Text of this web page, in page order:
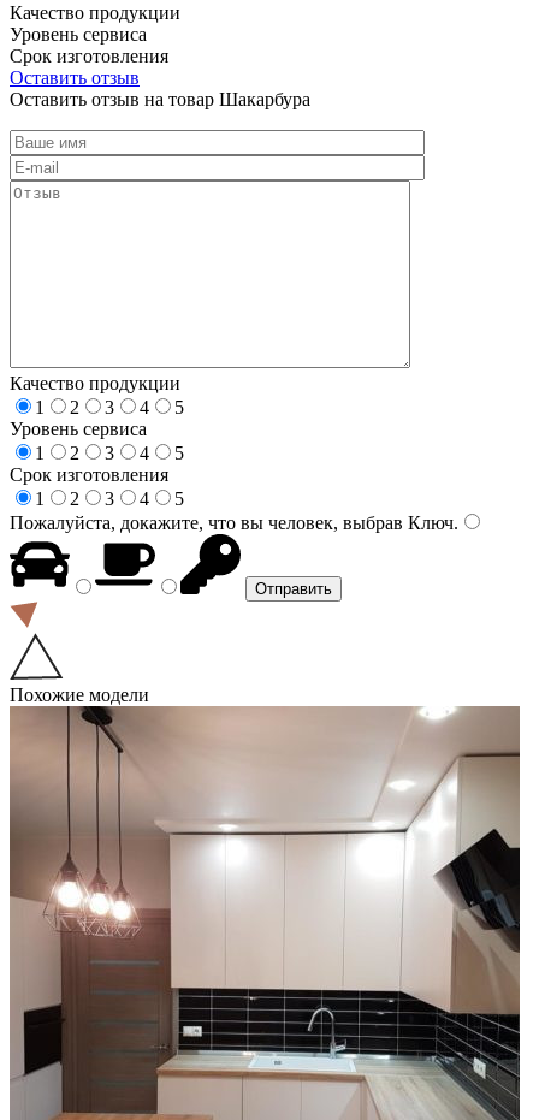
Качество продукции
Уровень сервиса
Срок изготовления
Оставить отзыв
Оставить отзыв на товар Шакарбура
Качество продукции
1
2 3 4
5
Уровень сервиса
1
2 3 4
5
Срок изготовления
1
2 3 4
5
Пожалуйста, докажите, что вы человек, выбрав Ключ.
Похожие модели